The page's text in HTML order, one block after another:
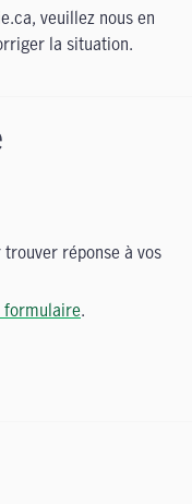
veuillez nous en
la situation.
trouver réponse à vos
formulaire.